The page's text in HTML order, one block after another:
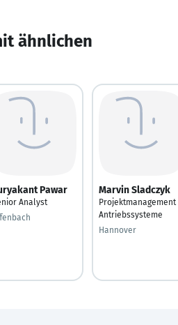
ähnlichen
Pawar
Analyst
Marvin Sladczyk
Projektmanagement
Antriebssysteme
Hannover